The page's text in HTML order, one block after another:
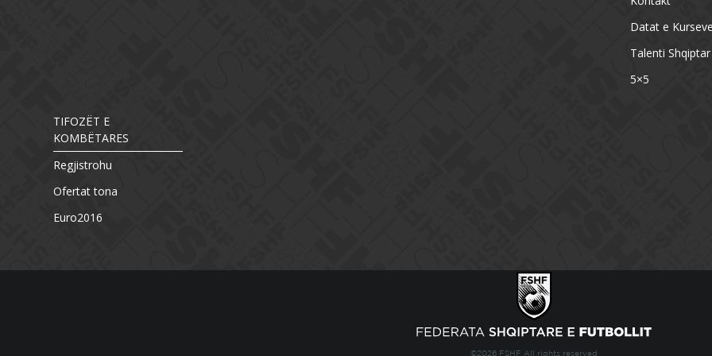
Datat e
Talenti Shqiptar
5×5
TIFOZËT E
KOMBËTARES
Regjistrohu
Ofertat tona
Euro2016
©2026 FSHF All rights reserved